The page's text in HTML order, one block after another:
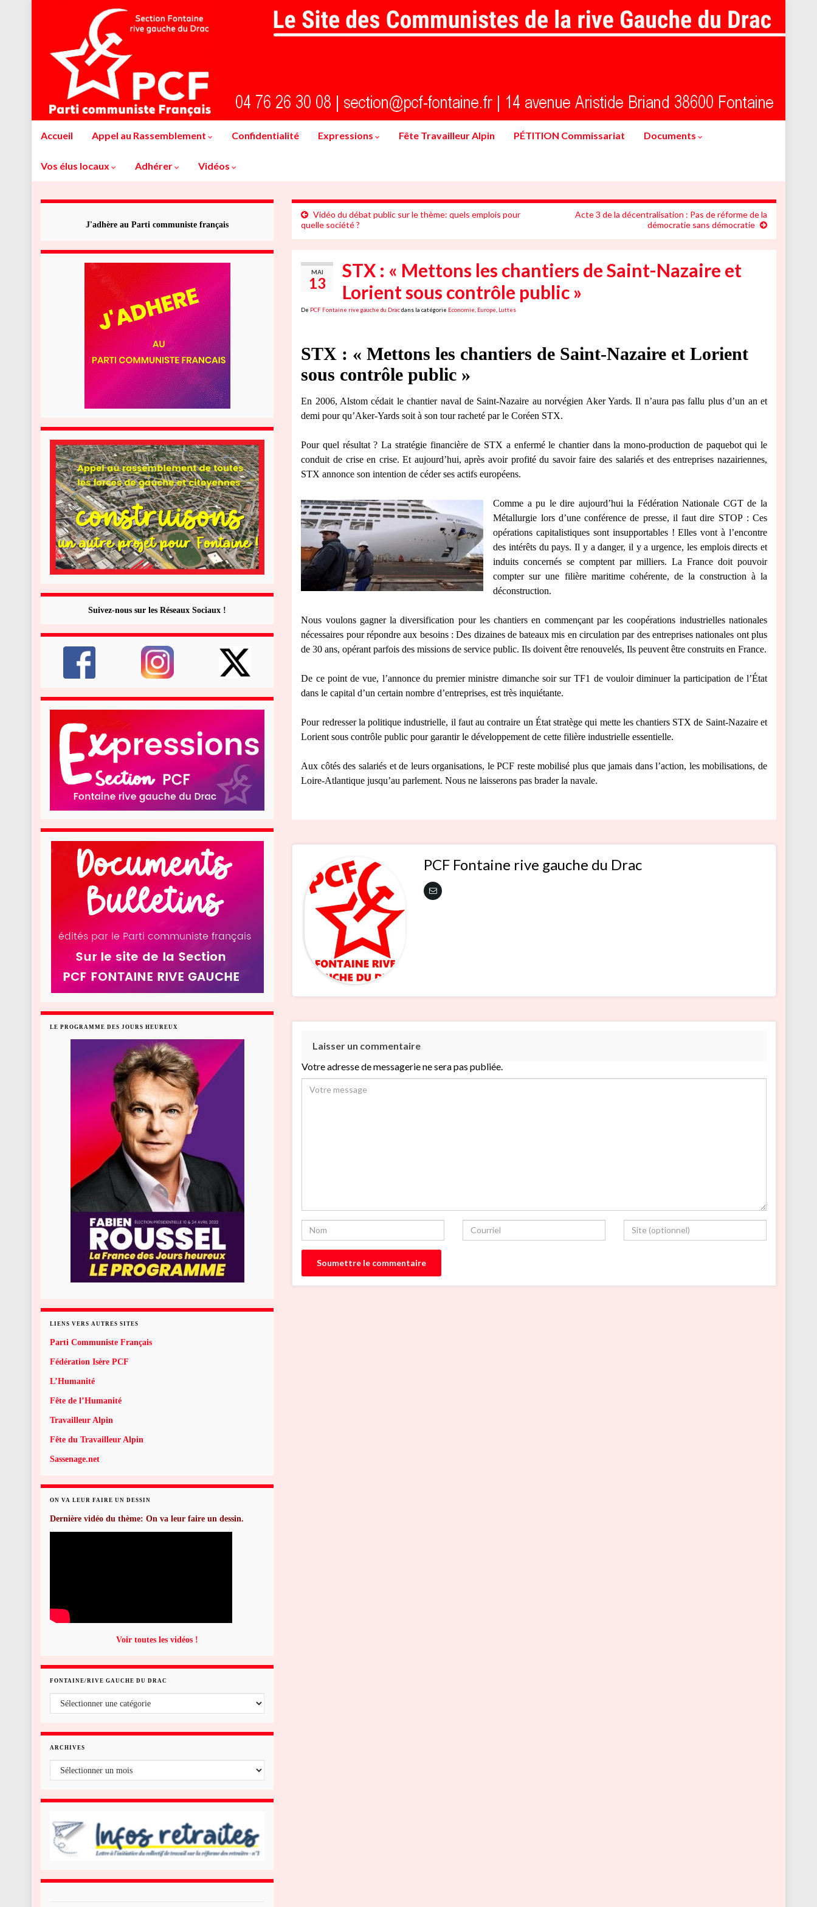
Accueil Appel au Rassemblement Confidentialité Expressions Fête Travailleur Alpin PÉTITION Commissariat Documents
Vos élus locaux Adhérer Vidéos
Vidéo du débat public sur le thème: quels emplois pour
quelle société ?
Acte 3 de la décentralisation : Pas de réforme de la
démocratie sans démocratie
MAI
13
STX : « Mettons les chantiers de Saint-Nazaire et
Lorient sous contrôle public »
De PCF Fontaine rive gauche du Dracdans la catégorie Economie Europe Luttes
STX : « Mettons les chantiers de Saint-Nazaire et Lorient
sous contrôle public »
En 2006, Alstom cédait le chantier naval de Saint-Nazaire au norvégien Aker Yards. Il n’aura pas fallu plus d’un an et
demi pour qu’Aker-Yards soit à son tour racheté par le Coréen STX.
Pour quel résultat ? La stratégie financière de STX a enfermé le chantier dans la mono-production de paquebot qui le
conduit de crise en crise. Et aujourd’hui, après avoir profité du savoir faire des salariés et des entreprises nazairiennes,
STX annonce son intention de céder ses actifs européens.
Comme a pu le dire aujourd’hui la Fédération Nationale CGT de la
Métallurgie lors d’une conférence de presse, il faut dire STOP : Ces
opérations capitalistiques sont insupportables ! Elles vont à l’encontre
des intérêts du pays. Il y a danger, il y a urgence, les emplois directs et
induits concernés se comptent par milliers. La France doit pouvoir
compter sur une filière maritime cohérente, de la construction à la
déconstruction.
Nous voulons gagner la diversification pour les chantiers en commençant par les coopérations industrielles nationales
nécessaires pour répondre aux besoins : Des dizaines de bateaux mis en circulation par des entreprises nationales ont plus
de 30 ans, opérant parfois des missions de service public. Ils doivent être renouvelés, Ils peuvent être construits en France.
De ce point de vue, l’annonce du premier ministre dimanche soir sur TF1 de vouloir diminuer la participation de l’État
dans le capital d’un certain nombre d’entreprises, est très inquiétante.
Pour redresser la politique industrielle, il faut au contraire un État stratège qui mette les chantiers STX de Saint-Nazaire et
Lorient sous contrôle public pour garantir le développement de cette filière industrielle essentielle.
Aux côtés des salariés et de leurs organisations, le PCF reste mobilisé plus que jamais dans l’action, les mobilisations, de
Loire-Atlantique jusqu’au parlement. Nous ne laisserons pas brader la navale.
PCF Fontaine rive gauche du Drac
Laisser un commentaire
Votre adresse de messagerie ne sera pas publiée.
J'adhère au Parti communiste français
Suivez-nous sur les Réseaux Sociaux !
LE PROGRAMME DES JOURS HEUREUX
LIENS VERS AUTRES SITES
Parti Communiste Français
Fédération Isère PCF
L’Humanité
Fête de l’Humanité
Travailleur Alpin
Fête du Travailleur Alpin
Sassenage.net
ON VA LEUR FAIRE UN DESSIN
Dernière vidéo du thème: On va leur faire un dessin.
Voir toutes les vidéos !
FONTAINE/RIVE GAUCHE DU DRAC
ARCHIVES